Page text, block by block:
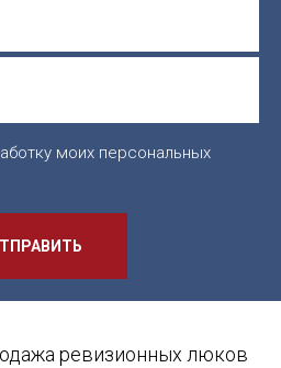
моих персональных
ревизионных люков